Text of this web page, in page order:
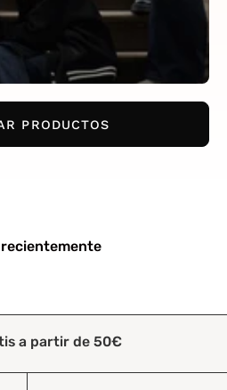
PRODUCTOS
a partir de 50€